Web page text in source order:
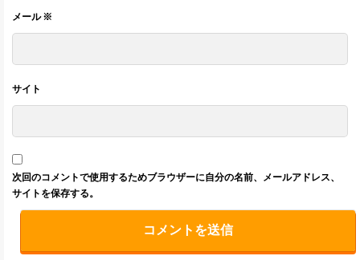
メール※
サイト
次回のコメントで使用するためブラウザーに自分の名前、メールアドレス、
サイトを保存する。